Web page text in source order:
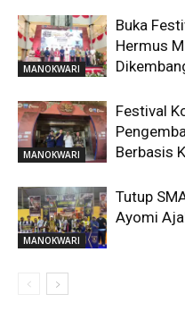
MANOKWARI
Buka
Hermus
MANOKWARI
Festival
Berbasis
MANOKWARI
Tutup
Ayomi